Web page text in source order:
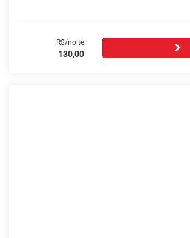
R$/noite
130,00